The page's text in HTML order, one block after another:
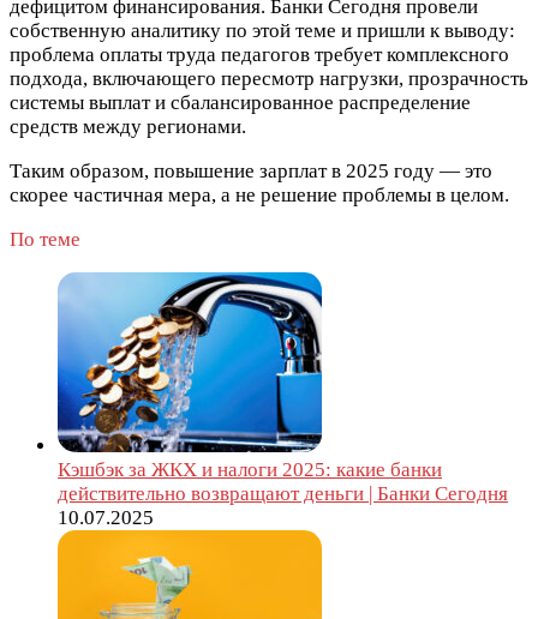
дефицитом финансирования. Банки Сегодня провели
собственную аналитику по этой теме и пришли к выводу:
проблема оплаты труда педагогов требует комплексного
подхода, включающего пересмотр нагрузки, прозрачность
системы выплат и сбалансированное распределение
средств между регионами.
Таким образом, повышение зарплат в 2025 году — это
скорее частичная мера, а не решение проблемы в целом.
По теме
Кэшбэк за ЖКХ и налоги 2025: какие банки
действительно возвращают деньги | Банки Сегодня
10.07.2025